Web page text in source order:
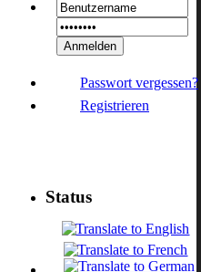
Passwort vergessen?
Registrieren
Status